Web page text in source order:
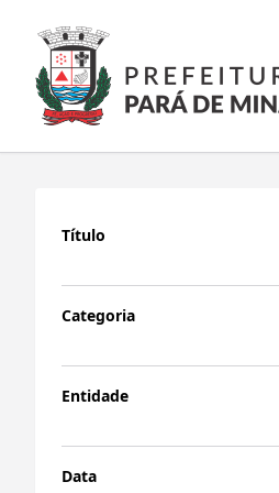
Título
Categoria
Entidade
Data